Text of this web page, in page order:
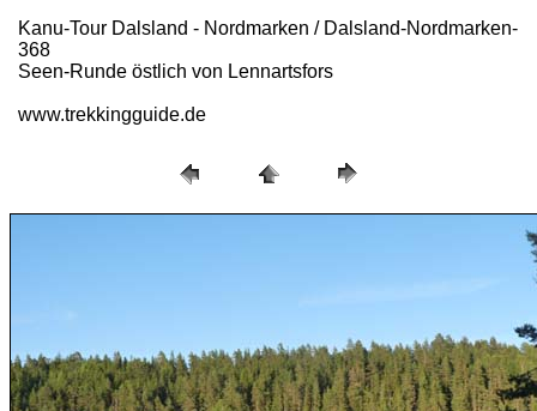
Kanu-Tour Dalsland - Nordmarken / Dalsland-Nordmarken-
368
Seen-Runde östlich von Lennartsfors
www.trekkingguide.de